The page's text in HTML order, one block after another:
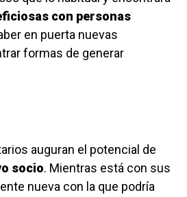
con personas
en puerta nuevas
formas de generar
auguran el potencial de
socio. Mientras está con sus
nueva con la que podría